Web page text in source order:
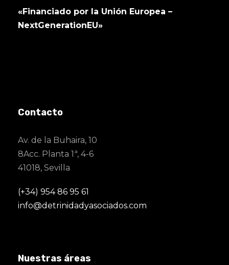
«Financiado por la Unión Europea –
NextGenerationEU»
Contacto
Av. de la Buhaira, 10
8Acc. Planta 1ª, 4-6
41018, Sevilla
(+34) 954 86 95 61
info@detrinidadyasociados.com
Nuestras áreas